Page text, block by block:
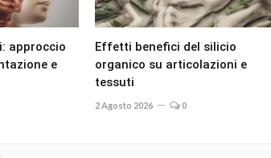
approccio
e
Effetti benefici del silicio
organico su articolazioni e
tessuti
2 Agosto 2026 0